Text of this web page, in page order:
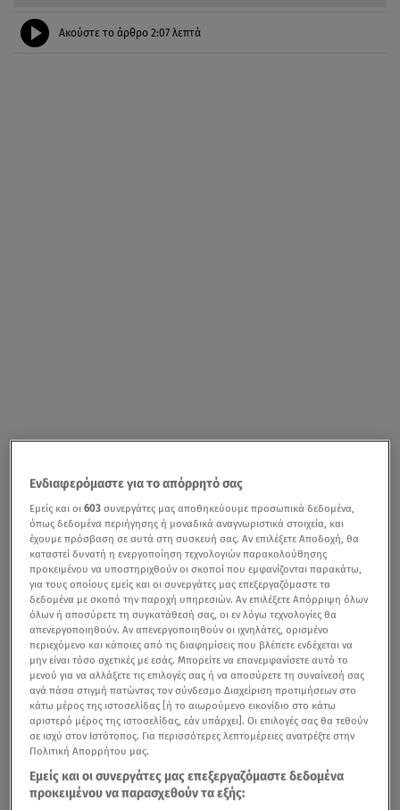
Ακούστε το άρθρο 2:07 λεπτά
Ενδιαφερόμαστε για το απόρρητό σας
Εμείς και οι603 συνεργάτες μας αποθηκεύουμε προσωπικά δεδομένα,
όπως δεδομένα περιήγησης ή μοναδικά αναγνωριστικά στοιχεία, και
έχουμε πρόσβαση σε αυτά στη συσκευή σας. Αν επιλέξετε Αποδοχή, θα
καταστεί δυνατή η ενεργοποίηση τεχνολογιών παρακολούθησης
προκειμένου να υποστηριχθούν οι σκοποί που εμφανίζονται παρακάτω,
για τους οποίους εμείς και οι συνεργάτες μας επεξεργαζόμαστε τα
δεδομένα με σκοπό την παροχή υπηρεσιών. Αν επιλέξετε Απόρριψη όλων
όλων ή αποσύρετε τη συγκατάθεσή σας, οι εν λόγω τεχνολογίες θα
απενεργοποιηθούν. Αν απενεργοποιηθούν οι ιχνηλάτες, ορισμένο
περιεχόμενο και κάποιες από τις διαφημίσεις που βλέπετε ενδέχεται να
μην είναι τόσο σχετικές με εσάς. Μπορείτε να επανεμφανίσετε αυτό το
μενού για να αλλάξετε τις επιλογές σας ή να αποσύρετε τη συναίνεσή σας
ανά πάσα στιγμή πατώντας τον σύνδεσμο Διαχείριση προτιμήσεων στο
κάτω μέρος της ιστοσελίδας [ή το αιωρούμενο εικονίδιο στο κάτω
αριστερό μέρος της ιστοσελίδας, εάν υπάρχει]. Οι επιλογές σας θα τεθούν
σε ισχύ στον Ιστότοπος. Για περισσότερες λεπτομέρειες ανατρέξτε στην
Πολιτική Απορρήτου μας.
Εμείς και οι συνεργάτες μας επεξεργαζόμαστε δεδομένα
προκειμένου να παρασχεθούν τα εξής: